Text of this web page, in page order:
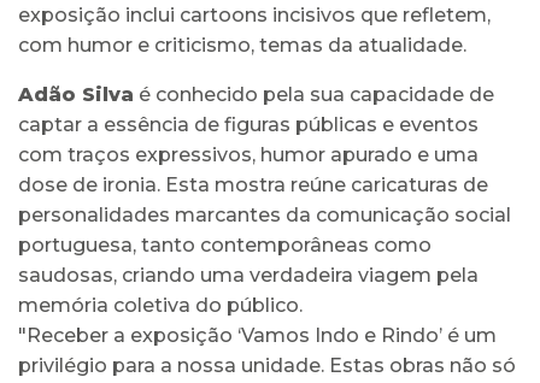
exposição inclui cartoons incisivos que refletem,
com humor e criticismo, temas da atualidade.
Adão Silva é conhecido pela sua capacidade de
captar a essência de figuras públicas e eventos
com traços expressivos, humor apurado e uma
dose de ironia. Esta mostra reúne caricaturas de
personalidades marcantes da comunicação social
portuguesa, tanto contemporâneas como
saudosas, criando uma verdadeira viagem pela
memória coletiva do público.
"Receber a exposição ‘Vamos Indo e Rindo’ é um
privilégio para a nossa unidade. Estas obras não só